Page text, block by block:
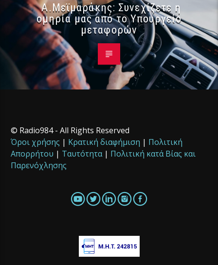
Α.Μεϊμαράκης: Συνεχίζετε η
ομηρία μας από το Υπουργείο
μεταφορών
© Radio984 - All Rights Reserved
Όροι χρήσης | Κρατική διαφήμιση | Πολιτική
Απορρήτου | Ταυτότητα| Πολιτική κατά Βίας και
Παρενόχλησης